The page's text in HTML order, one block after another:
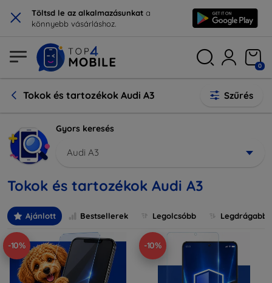
× Töltsd le az alkalmazásunkat a
könnyebb vásárláshoz.
0
Tokok és tartozékok Audi A3 Szűrés
Gyors keresés
Audi A3
Tokok és tartozékok Audi A3
Ajánlott Bestsellerek Legolcsóbb Legdrágabb
-10% -10%